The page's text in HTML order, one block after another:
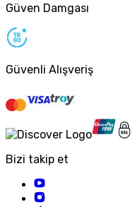
Güven Damgası
Güvenli Alışveriş
Bizi takip et